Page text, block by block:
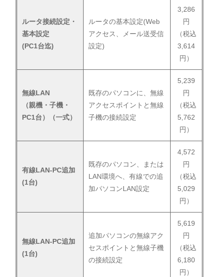
ルータ接続設定・
基本設定
(PC1台迄)
ルータの基本設定(Web
アクセス、メール送受信
設定)
3,286
円
（税込
3,614
円）
無線LAN
（親機・子機・
PC1台）（一式）
既存のパソコンに、無線
アクセスポイントと無線
子機の接続設定
5,239
円
（税込
5,762
円）
有線LAN-PC追加
(1台)
既存のパソコン、または
LAN環境へ、有線での追
加パソコンLAN設定
4,572
円
（税込
5,029
円）
無線LAN-PC追加
(1台)
追加パソコンの無線アク
セスポイントと無線子機
の接続設定
5,619
円
（税込
6,180
円）